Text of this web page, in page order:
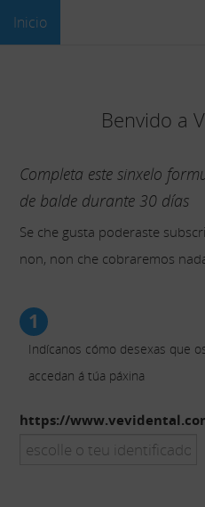
Inicio
Benvido a
Completa este sinxelo
de balde durante 30 días
Se che gusta poderaste
non, non che cobraremos
1
Indícanos cómo desexas que
accedan á túa páxina
https://